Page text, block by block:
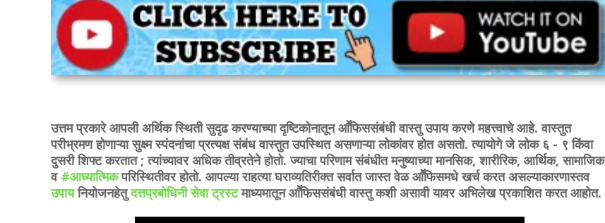
उत्तम प्रकारे आपली अर्थिक स्थिती सुदृढ करण्याच्या दृष्टिकोनातून आॕफिससंबंधी वास्तु उपाय करणे महत्त्वाचे आहे. वास्तुत
परीभ्रमण होणाऱ्या सुक्ष्म स्पंदनांचा प्रत्यक्ष संबंध वास्तुत उपस्थित असणाऱ्या लोकांवर होत असतो. त्यायोगे जे लोक ६ - ९ किंवा
दुसरी शिफ्ट करतात ; त्यांच्यावर अधिक तीव्रतेने होतो. ज्याचा परिणाम संबंधीत मनुष्याच्या मानसिक, शारीरिक, आर्थिक, सामाजिक
व #आध्यात्मिकपरिस्थितीवर होतो. आपल्या राहत्या घराव्यतिरीक्त सर्वात जास्त वेळ आॕफिसमधे खर्च करत असल्याकारणास्तव
उपायनियोजनहेतुदत्तप्रबोधिनी सेवा ट्रस्टमाध्यमातून आॕफिससंबंधी वास्तु कशी असावी यावर अभिलेख प्रकाशित करत आहोत.